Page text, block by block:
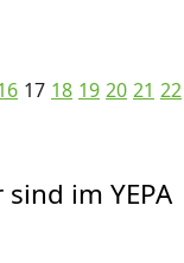
17 18 19 20 21 22
im YEPA